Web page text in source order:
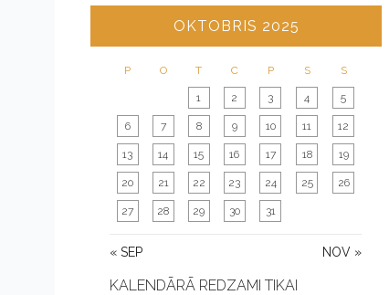
OKTOBRIS 2025
P O T C P S S
« SEP NOV »
1 2 3 4 5
6 7 8 9 10 11 12
13 14 15 16 17 18 19
20 21 22 23 24 25 26
27 28 29 30 31
KALENDĀRĀ REDZAMI TIKAI